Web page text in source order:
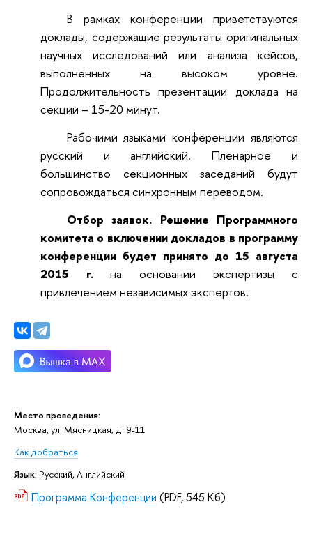
Место проведения:
Москва, ул. Мясницкая, д. 9-11
Как добраться
Язык: Русский, Английский
Программа Конференции (PDF, 545 Кб)
В рамках конференции приветствуются
доклады, содержащие результаты оригинальных
научных исследований или анализа кейсов,
выполненных на высоком уровне.
Продолжительность презентации доклада на
секции – 15-20 минут.
Рабочими языками конференции являются
русский и английский. Пленарное и
большинство секционных заседаний будут
сопровождаться синхронным переводом.
Отбор заявок. Решение Программного
комитета о включении докладов в программу
конференции будет принято до 15 августа
2015 г.на основании экспертизы с
привлечением независимых экспертов.